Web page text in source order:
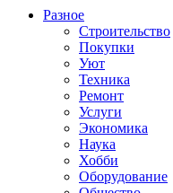
Разное
Строительство
Покупки
Уют
Техника
Ремонт
Услуги
Экономика
Наука
Хобби
Оборудование